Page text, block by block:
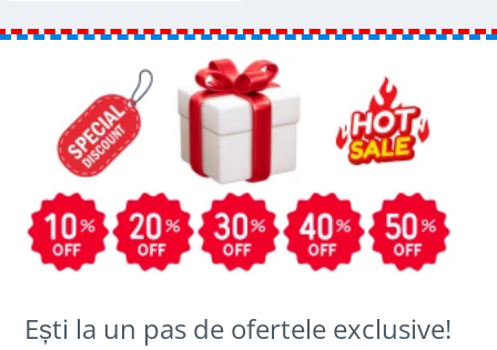
Ești la un pas de ofertele exclusive!